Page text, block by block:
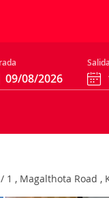
Salida
, Magalthota Road